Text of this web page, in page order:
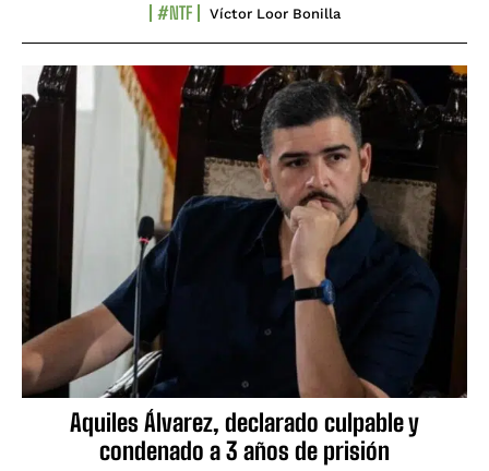
#NTF Víctor Loor Bonilla
Aquiles Álvarez, declarado culpable y
condenado a 3 años de prisión